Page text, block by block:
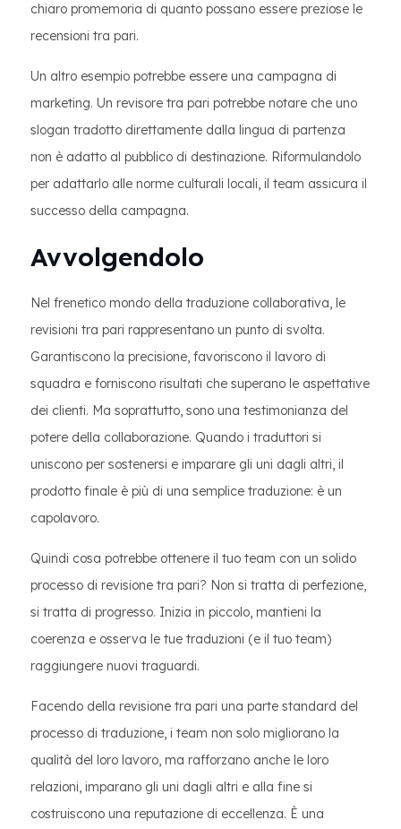
chiaro promemoria di quanto possano essere preziose le
recensioni tra pari.
Un altro esempio potrebbe essere una campagna di
marketing. Un revisore tra pari potrebbe notare che uno
slogan tradotto direttamente dalla lingua di partenza
non è adatto al pubblico di destinazione. Riformulandolo
per adattarlo alle norme culturali locali, il team assicura il
successo della campagna.
Avvolgendolo
Nel frenetico mondo della traduzione collaborativa, le
revisioni tra pari rappresentano un punto di svolta.
Garantiscono la precisione, favoriscono il lavoro di
squadra e forniscono risultati che superano le aspettative
dei clienti. Ma soprattutto, sono una testimonianza del
potere della collaborazione. Quando i traduttori si
uniscono per sostenersi e imparare gli uni dagli altri, il
prodotto finale è più di una semplice traduzione: è un
capolavoro.
Quindi cosa potrebbe ottenere il tuo team con un solido
processo di revisione tra pari? Non si tratta di perfezione,
si tratta di progresso. Inizia in piccolo, mantieni la
coerenza e osserva le tue traduzioni (e il tuo team)
raggiungere nuovi traguardi.
Facendo della revisione tra pari una parte standard del
processo di traduzione, i team non solo migliorano la
qualità del loro lavoro, ma rafforzano anche le loro
relazioni, imparano gli uni dagli altri e alla fine si
costruiscono una reputazione di eccellenza. È una